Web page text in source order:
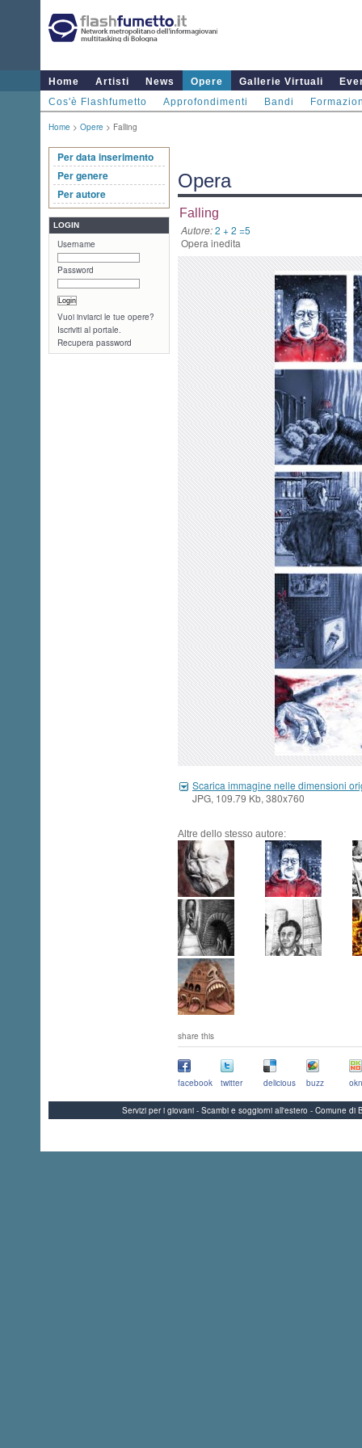
Home Artisti News Opere Gallerie Virtuali
Cos'è Flashfumetto
Approfondimenti Bandi
Home > Opere > Falling
Per data inserimento
Per genere
Per autore
LOGIN
Username
Password
Vuoi inviarci le tue opere?
Iscriviti al portale.
Recupera password
Opera
Falling
Autore:2 + 2 =5
Opera inedita
Scarica immagine nelle dimensioni
JPG, 109.79 Kb, 380x760
Altre dello stesso autore:
share this
facebook twitter delicious buzz
Servizi per i giovani - Scambi e soggiorni all'estero - Comune